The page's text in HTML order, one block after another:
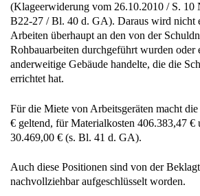
(Klageerwiderung vom 26.10.2010 / S. 10
B22-27 / Bl. 40 d. GA). Daraus wird nicht
Arbeiten überhaupt an den von der
Rohbauarbeiten durchgeführt wurden oder
anderweitige Gebäude handelte, die die
errichtet hat.
Für die Miete von Arbeitsgeräten macht
€ geltend, für Materialkosten 406.383,47 €
30.469,00 € (s. Bl. 41 d. GA).
Auch diese Positionen sind von der
nachvollziehbar aufgeschlüsselt worden.